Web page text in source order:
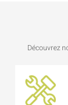
Découvrez